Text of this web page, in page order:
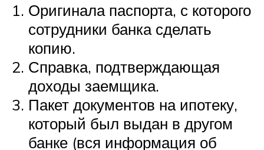
Оригинала паспорта, с которого
сотрудники банка сделать
копию.
Справка, подтверждающая
доходы заемщика.
Пакет документов на ипотеку,
который был выдан в другом
банке (вся информация об